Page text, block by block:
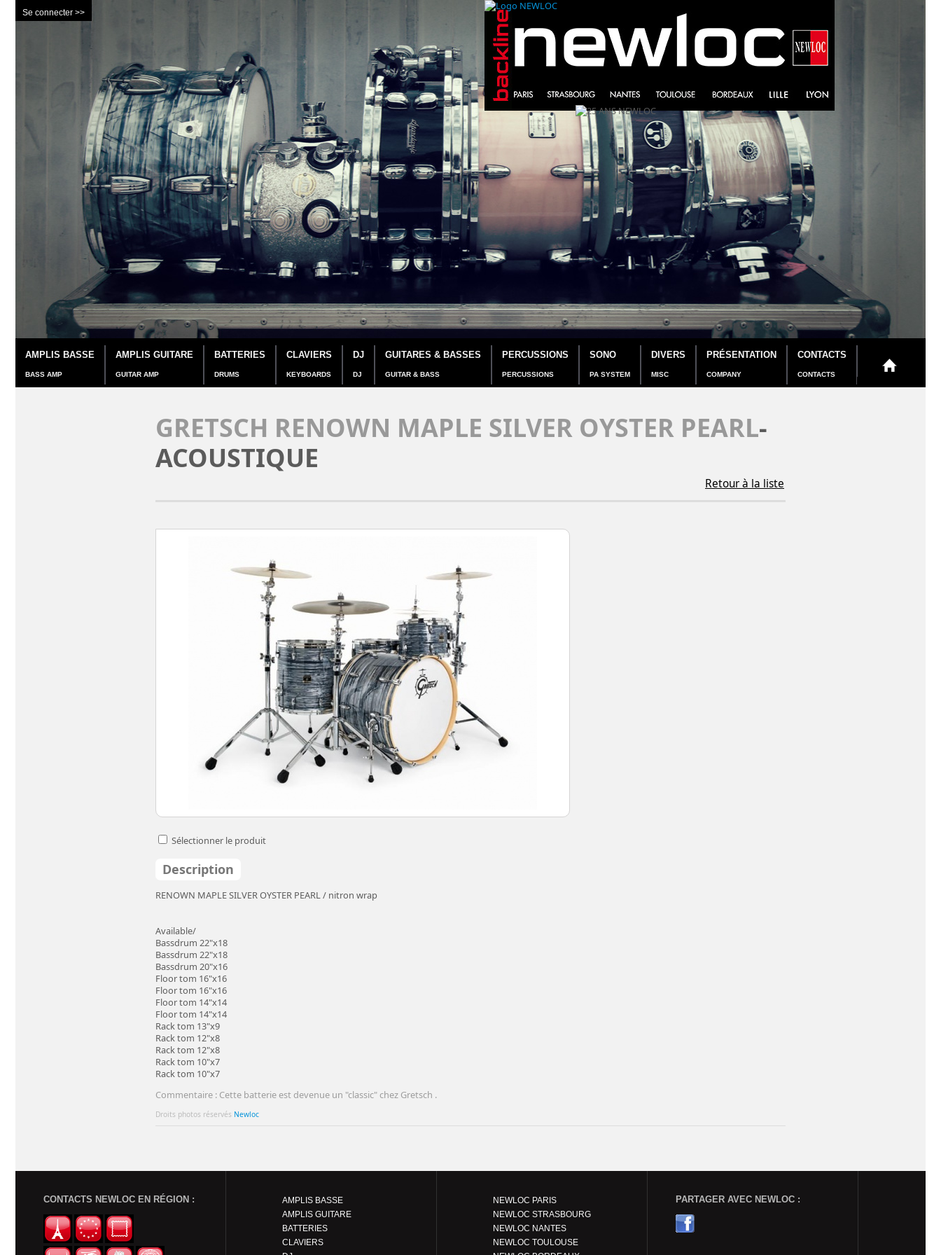
Se connecter >>
AMPLIS BASSE
BASS AMP
AMPLIS GUITARE
GUITAR AMP
BATTERIES
DRUMS
CLAVIERS
KEYBOARDS
DJ
DJ
GUITARES & BASSES
GUITAR & BASS
PERCUSSIONS
PERCUSSIONS
SONO
PA SYSTEM
DIVERS
MISC
PRÉSENTATION
COMPANY
CONTACTS
CONTACTS
GRETSCH RENOWN MAPLE SILVER OYSTER PEARL-
ACOUSTIQUE
Retour à la liste
Sélectionner le produit
Description
RENOWN MAPLE SILVER OYSTER PEARL / nitron wrap
Available/
Bassdrum 22"x18
Bassdrum 22"x18
Bassdrum 20"x16
Floor tom 16"x16
Floor tom 16"x16
Floor tom 14"x14
Floor tom 14"x14
Rack tom 13"x9
Rack tom 12"x8
Rack tom 12"x8
Rack tom 10"x7
Rack tom 10"x7
Commentaire : Cette batterie est devenue un "classic" chez Gretsch .
Droits photos réservés Newloc
CONTACTS NEWLOC EN RÉGION :
AMPLIS BASSE
AMPLIS GUITARE
BATTERIES
CLAVIERS
NEWLOC PARIS
NEWLOC STRASBOURG
NEWLOC NANTES
NEWLOC TOULOUSE
PARTAGER AVEC NEWLOC :